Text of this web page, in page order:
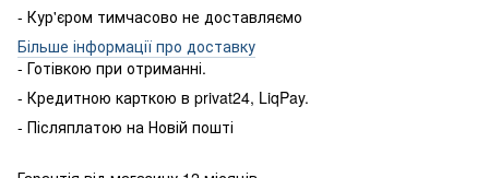
- Кур'єром тимчасово не доставляємо
Більше інформації про доставку
- Готівкою при отриманні.
- Кредитною карткою в privat24, LiqPay.
- Післяплатою на Новій пошті